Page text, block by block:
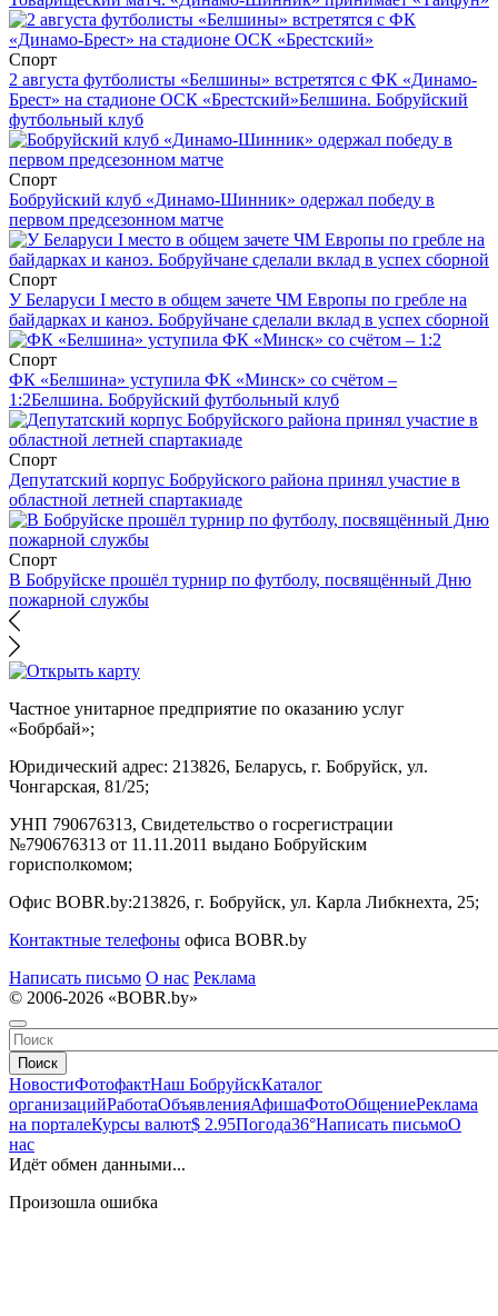
Спорт
2 августа футболисты «Белшины» встретятся с ФК «Динамо-
Брест» на стадионе ОСК «Брестский»Белшина. Бобруйский
футбольный клуб
Спорт
Бобруйский клуб «Динамо-Шинник» одержал победу в
первом предсезонном матче
Спорт
У Беларуси I место в общем зачете ЧМ Европы по гребле на
байдарках и каноэ. Бобруйчане сделали вклад в успех сборной
Спорт
ФК «Белшина» уступила ФК «Минск» со счётом –
1:2Белшина. Бобруйский футбольный клуб
Спорт
Депутатский корпус Бобруйского района принял участие в
областной летней спартакиаде
Спорт
В Бобруйске прошёл турнир по футболу, посвящённый Дню
пожарной службы
Частное унитарное предприятие по оказанию услуг
«Бобрбай»;
Юридический адрес: 213826, Беларусь, г. Бобруйск, ул.
Чонгарская, 81/25;
УНП 790676313, Свидетельство о госрегистрации
№790676313 от 11.11.2011 выдано Бобруйским
горисполкомом;
Офис BOBR.by:213826, г. Бобруйск, ул. Карла Либкнехта, 25;
Контактные телефоны офиса BOBR.by
Написать письмо О нас Реклама
© 2006-2026 «BOBR.by»
Поиск
НовостиФотофактНаш БобруйскКаталог
организацийРаботаОбъявленияАфишаФотоОбщениеРеклама
на порталеКурсы валют$ 2.95Погода36°Написать письмоО
нас
Идёт обмен данными...
Произошла ошибка